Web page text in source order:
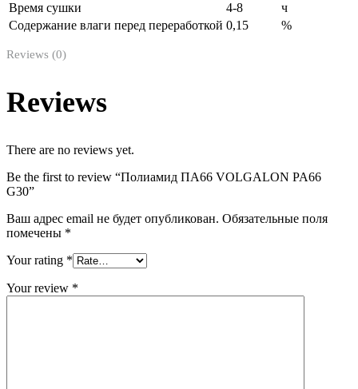
Время сушки
4-8
ч
Содержание влаги перед переработкой 0,15 %
Reviews (0)
Reviews
There are no reviews yet.
Be the first to review “Полиамид ПА66 VOLGALON PA66
G30”
Ваш адрес email не будет опубликован. Обязательные поля
помечены *
Your rating *
Your review *